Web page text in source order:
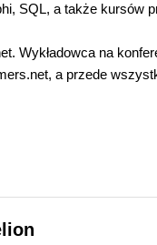
SQL, a także kursów
Wykładowca na
a przede